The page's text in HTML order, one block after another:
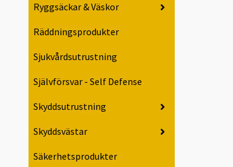
Ryggsäckar & Väskor
Räddningsprodukter
Sjukvårdsutrustning
Självförsvar - Self Defense
Skyddsutrustning
Skyddsvästar
Säkerhetsprodukter